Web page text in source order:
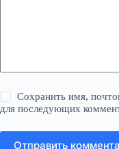
Сохранить имя,
для последующих
Отправить